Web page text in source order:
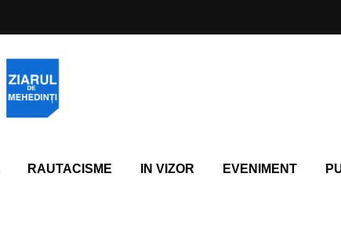
RAUTACISME IN VIZOR EVENIMENT